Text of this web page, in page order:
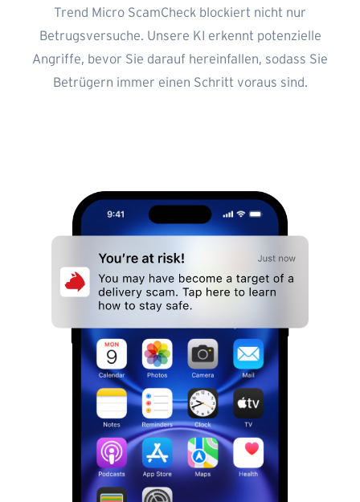
Trend Micro ScamCheck blockiert nicht nur
Betrugsversuche. Unsere KI erkennt potenzielle
Angriffe, bevor Sie darauf hereinfallen, sodass Sie
Betrügern immer einen Schritt voraus sind.